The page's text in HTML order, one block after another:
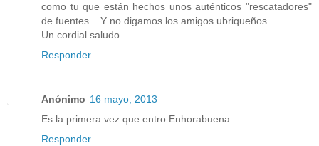
como tu que están hechos unos auténticos "rescatadores"
de fuentes... Y no digamos los amigos ubriqueños...
Un cordial saludo.
Responder
Anónimo 16 mayo, 2013
Es la primera vez que entro.Enhorabuena.
Responder